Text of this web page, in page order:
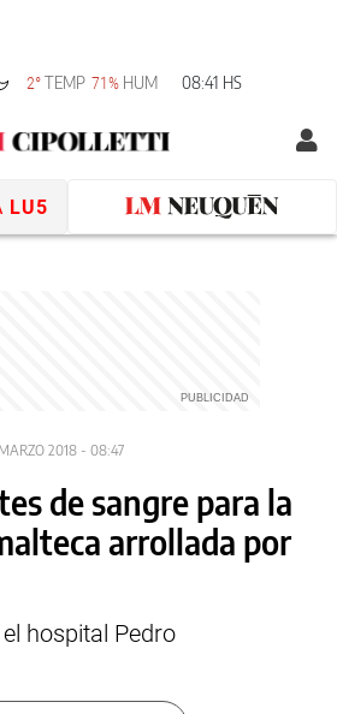
2°TEMP 71% HUM 08:41 HS
LU5
2018 - 08:47
de sangre para la
arrollada por
hospital Pedro